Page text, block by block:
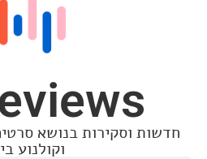
בנושא סרטים, מוזיקה,
וקולנוע ביתי